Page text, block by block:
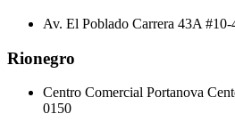
Av. El Poblado Carrera 43A #10-
Rionegro
Centro Comercial Portanova
0150